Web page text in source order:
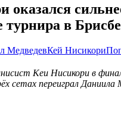
оказался
турнира в
МедведевКей Нисикори
Кеи Нисикори в
сетах переиграл Даниила